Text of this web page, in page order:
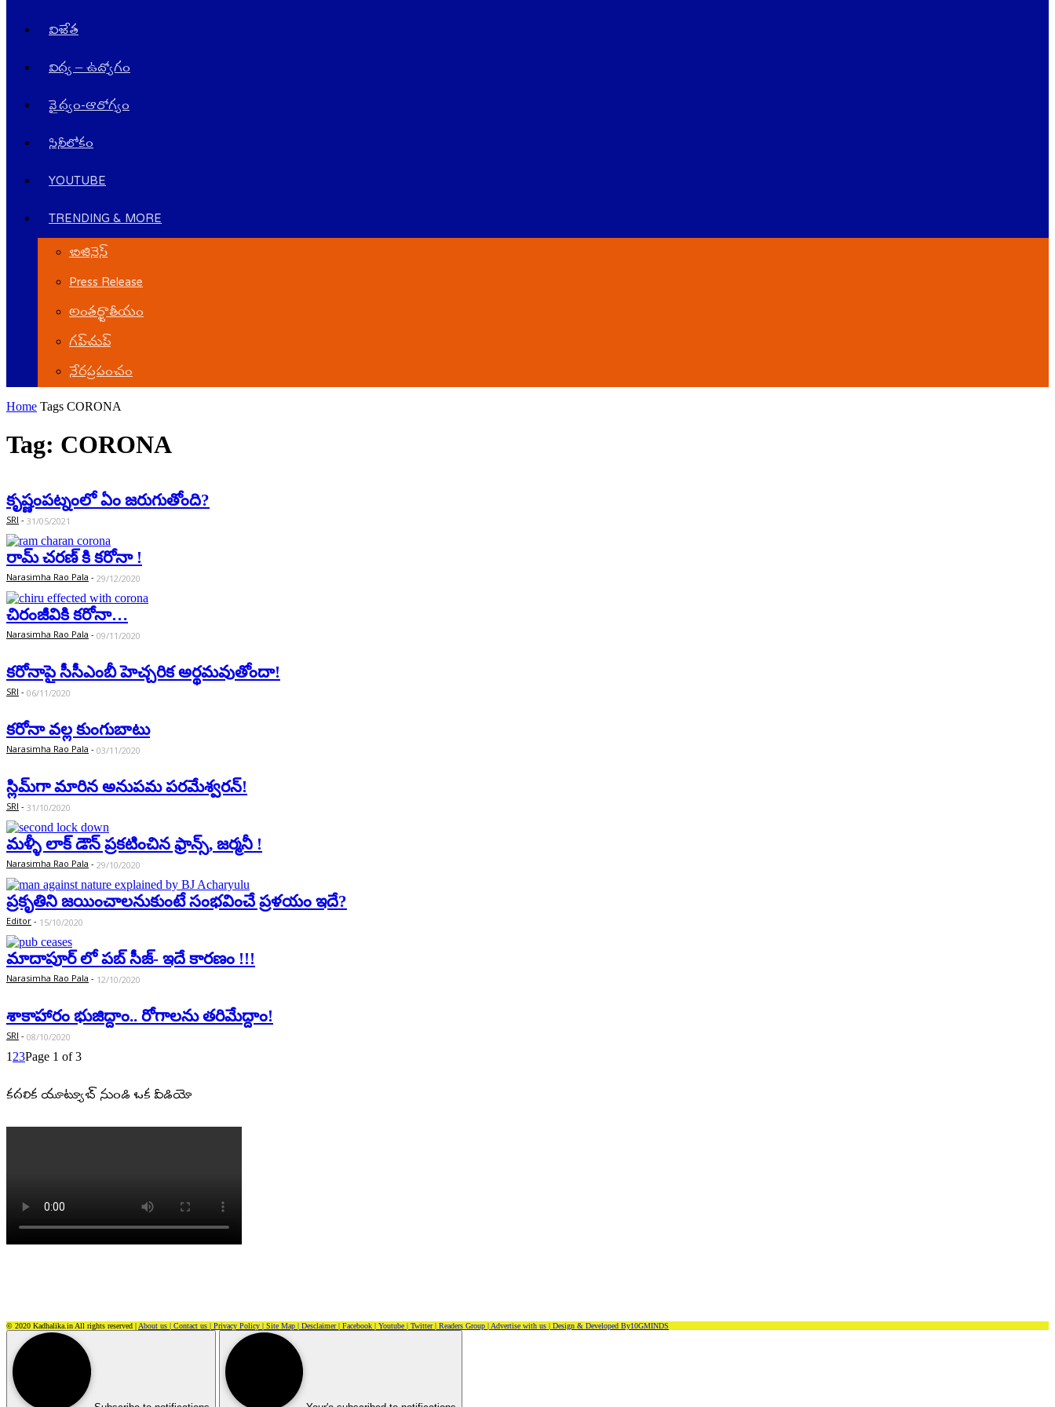
విజేత
విద్య – ఉద్యోగం
వైద్యం-ఆరోగ్యం
సినీలోకం
YOUTUBE
TRENDING & MORE
బిజినెస్
Press Release
అంతర్జాతీయం
గ‌ప్‌చుప్
నేర‌ప్ర‌పంచం
Home Tags CORONA
Tag: CORONA
కృష్ణంప‌ట్నంలో ఏం జ‌రుగుతోంది?
SRI - 31/05/2021
రామ్ చరణ్ కి కరోనా !
Narasimha Rao Pala - 29/12/2020
చిరంజీవికి కరోనా…
Narasimha Rao Pala - 09/11/2020
క‌రోనాపై సీసీఎంబీ హెచ్చ‌రిక అర్థ‌మ‌వుతోందా!
SRI - 06/11/2020
కరోనా వల్ల కుంగుబాటు
Narasimha Rao Pala - 03/11/2020
స్లిమ్‌గా మారిన అనుప‌మ ప‌ర‌మేశ్వ‌ర‌న్‌!
SRI - 31/10/2020
మళ్ళీ లాక్ డౌన్ ప్రకటించిన ఫ్రాన్స్, జర్మనీ !
Narasimha Rao Pala - 29/10/2020
ప్ర‌కృతిని జ‌యించాల‌నుకుంటే సంభ‌వించే ప్ర‌ళ‌యం ఇదే?
Editor - 15/10/2020
మాదాపూర్ లో పబ్ సీజ్- ఇదే కారణం !!!
Narasimha Rao Pala - 12/10/2020
శాకాహారం భుజిద్దాం.. రోగాల‌ను త‌రిమేద్దాం!
SRI - 08/10/2020
1 23Page 1 of 3
కదలిక యూట్యూబ్ నుండి ఒక వీడియో
© 2020 Kadhalika.in All rights reserved | About us | Contact us | Privacy Policy | Site Map | Desclaimer | Facebook | Youtube | Twitter | Readers Group | Advertise with us | Design & Developed By10GMINDS